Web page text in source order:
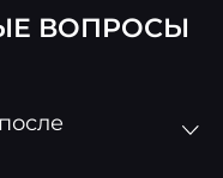
ВОПРОСЫ